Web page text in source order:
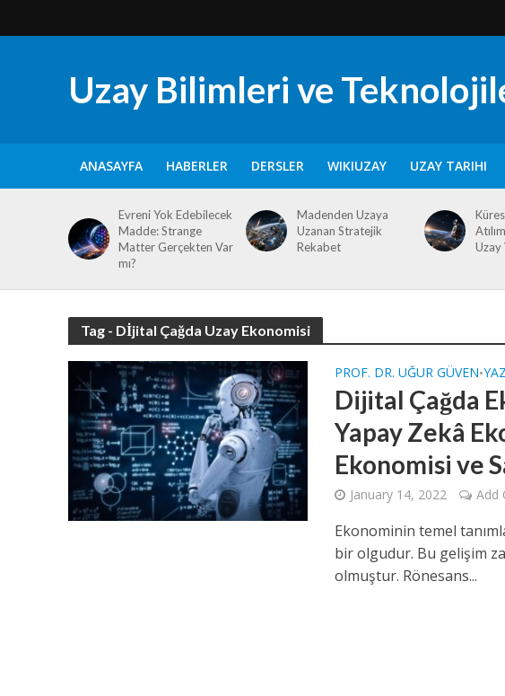
Uzay Bilimleri ve
ANASAYFA HABERLER DERSLER WIKIUZAY UZAY TARIHI
Evreni Yok Edebilecek
Madde: Strange
Matter Gerçekten Var
mı?
Madenden Uzaya
Uzanan Stratejik
Rekabet
Uzay
Tag - Dİjital Çağda Uzay Ekonomisi
PROF. DR. UĞUR GÜVEN•
Dijital Çağda
Yapay Zekâ
Ekonomisi ve
January 14, 2022 Add
Ekonominin temel
bir olgudur. Bu gelişim
olmuştur. Rönesans...